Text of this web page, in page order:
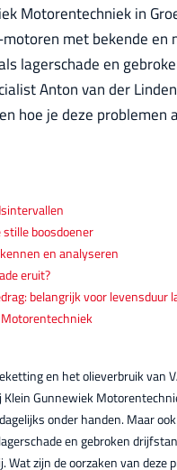
Motorentechniek in
met bekende en
lagerschade en
Anton van der
hoe je deze problemen
boosdoener
en analyseren
eruit?
belangrijk voor levensduur
en het olieverbruik van
Klein Gunnewiek
onder handen. Maar
en gebroken
Wat zijn de oorzaken van deze